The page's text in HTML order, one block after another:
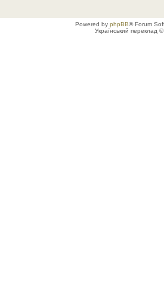
Powered by phpBB® Forum
Український переклад